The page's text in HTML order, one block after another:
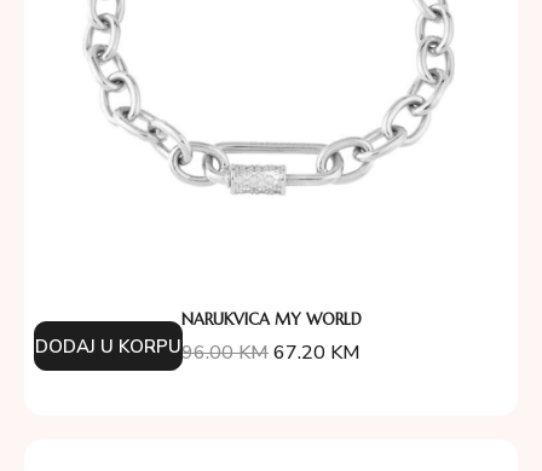
NARUKVICA MY WORLD
96.00KM67.20 KM
DODAJ U KORPU